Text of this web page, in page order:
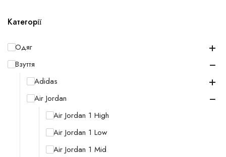
Категорії
Одяг +
Взуття −
Adidas +
Air Jordan −
Air Jordan 1 High
Air Jordan 1 Low
Air Jordan 1 Mid